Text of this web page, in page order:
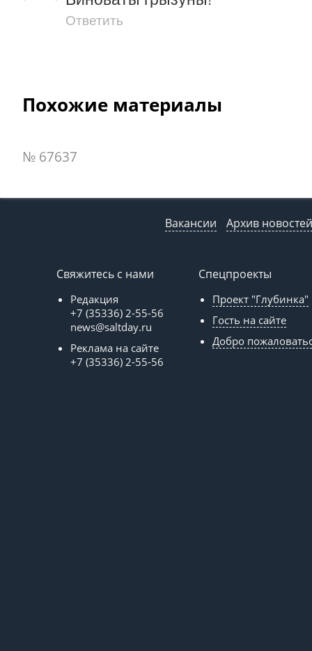
Ответить
Похожие материалы
№ 67637
Вакансии Архив новостей
Свяжитесь с нами
Редакция
+7 (35336) 2-55-56
news@saltday.ru
Реклама на сайте
+7 (35336) 2-55-56
Спецпроекты
Проект "Глубинка"
Гость на сайте
Добро